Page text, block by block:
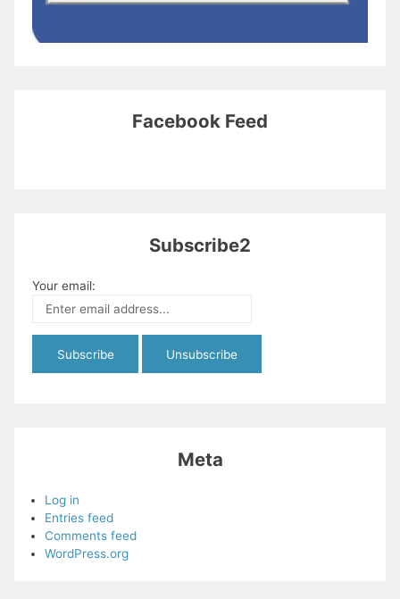
Facebook Feed
Subscribe2
Your email:
Meta
Log in
Entries feed
Comments feed
WordPress.org